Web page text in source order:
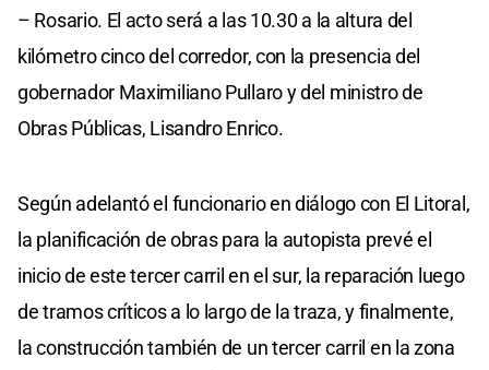
– Rosario. El acto será a las 10.30 a la altura del
kilómetro cinco del corredor, con la presencia del
gobernador Maximiliano Pullaro y del ministro de
Obras Públicas, Lisandro Enrico.
Según adelantó el funcionario en diálogo con El Litoral,
la planificación de obras para la autopista prevé el
inicio de este tercer carril en el sur, la reparación luego
de tramos críticos a lo largo de la traza, y finalmente,
la construcción también de un tercer carril en la zona